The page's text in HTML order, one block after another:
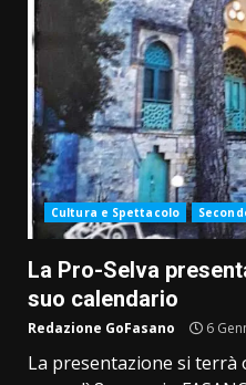
Cultura e Spettacolo
La Pro-Selva
suo calendario
Redazione GoFasano 6
La presentazione si terrà